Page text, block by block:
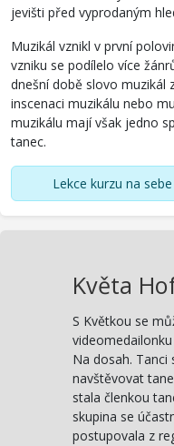
jevišti před vyprodaným
Muzikál vznikl v první
vzniku se podílelo více
dnešní době slovo muzikál
inscenaci muzikálu nebo
muzikálu mají však jedno
tanec.
Lekce kurzu na
Květa
S Květkou se
Na dosah. Tanci
navštěvovat
stala členkou
skupina se
postupovala z